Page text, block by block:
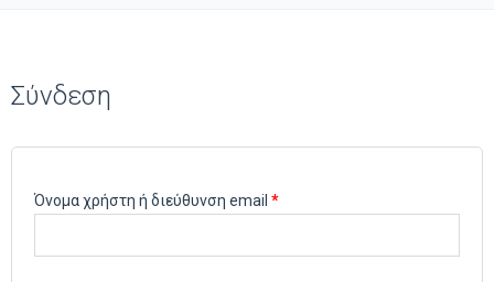
Σύνδεση
Όνομα χρήστη ή διεύθυνση email *Απαιτείται